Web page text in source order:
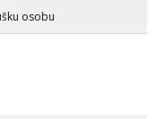
Klikni na link
cekam te!
osobu